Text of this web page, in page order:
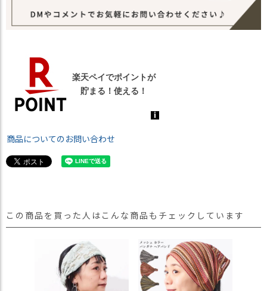
商品についてのお問い合わせ
この商品を買った人はこんな商品もチェックしています